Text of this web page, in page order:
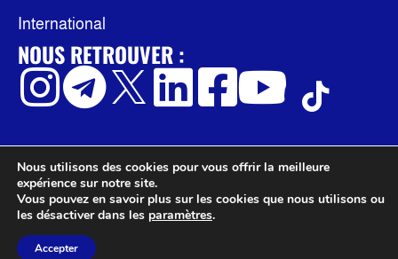
NOUS RETROUVER :
International
© OccidentisPolitique de confidentialité
Mentions légales
Nous utilisons des cookies pour vous offrir la meilleure
expérience sur notre site.
Vous pouvez en savoir plus sur les cookies que nous utilisons ou
les désactiver dans les paramètres.
Accepter